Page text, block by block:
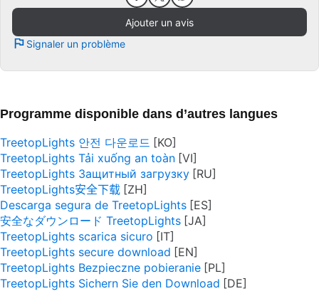
Ajouter un avis
Signaler un problème
Programme disponible dans d’autres langues
TreetopLights 안전 다운로드
TreetopLights Tải xuống an toàn
TreetopLights Защитный загрузку
TreetopLights安全下载
Descarga segura de TreetopLights
安全なダウンロード TreetopLights
TreetopLights scarica sicuro
TreetopLights secure download
TreetopLights Bezpieczne pobieranie
TreetopLights Sichern Sie den Download